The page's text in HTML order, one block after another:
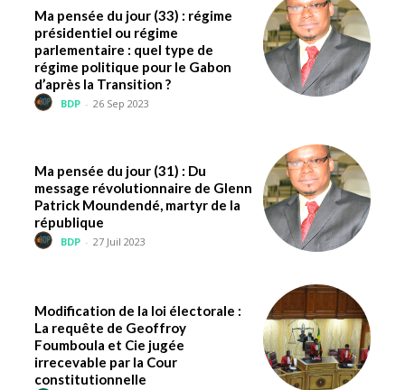
Ma pensée du jour (33) : régime
présidentiel ou régime
parlementaire : quel type de
régime politique pour le Gabon
d’après la Transition ?
BDP - 26 Sep 2023
Ma pensée du jour (31) : Du
message révolutionnaire de Glenn
Patrick Moundendé, martyr de la
république
BDP - 27 Juil 2023
Modification de la loi électorale :
La requête de Geoffroy
Foumboula et Cie jugée
irrecevable par la Cour
constitutionnelle